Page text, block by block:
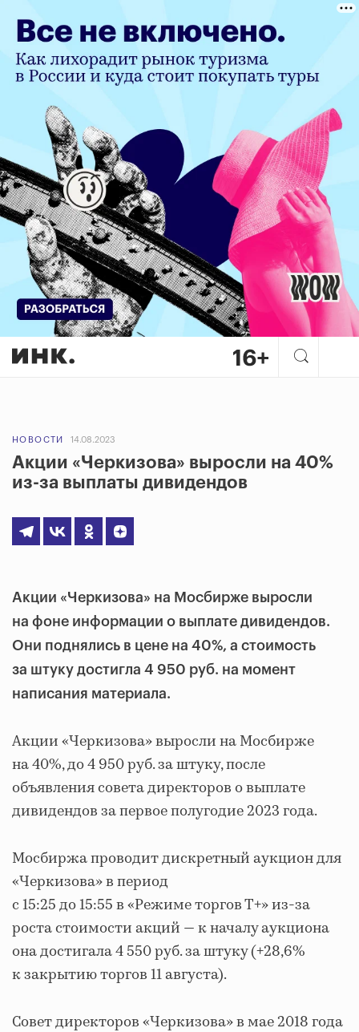
НОВОСТИ 14.08.2023
Акции «Черкизова» выросли на 40%
из-за выплаты дивидендов
Акции «Черкизова» на Мосбирже выросли
на фоне информации о выплате дивидендов.
Они поднялись в цене на 40%, а стоимость
за штуку достигла 4 950 руб. на момент
написания материала.
Акции «Черкизова» выросли на Мосбирже
на 40%, до 4 950 руб. за штуку, после
объявления совета директоров о выплате
дивидендов за первое полугодие 2023 года.
Мосбиржа проводит дискретный аукцион для
«Черкизова» в период
с 15:25 до 15:55 в «Режиме торгов Т+» из-за
роста стоимости акций — к началу аукциона
она достигала 4 550 руб. за штуку (+28,6%
к закрытию торгов 11 августа).
Совет директоров «Черкизова» в мае 2018 года